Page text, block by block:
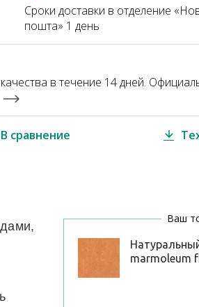
Сроки доставки в отделение
пошта» 1 день
в течение 14 дней.
В сравнение
Ваш
marmoleum